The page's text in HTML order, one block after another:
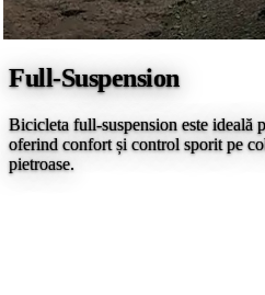
Full-Suspension
Bicicleta full-suspension este ideală
oferind confort și control sporit pe
pietroase.